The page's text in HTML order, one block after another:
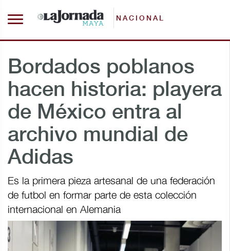
NACIONAL
Bordados poblanos
hacen historia: playera
de México entra al
archivo mundial de
Adidas
Es la primera pieza artesanal de una federación
de futbol en formar parte de esta colección
internacional en Alemania